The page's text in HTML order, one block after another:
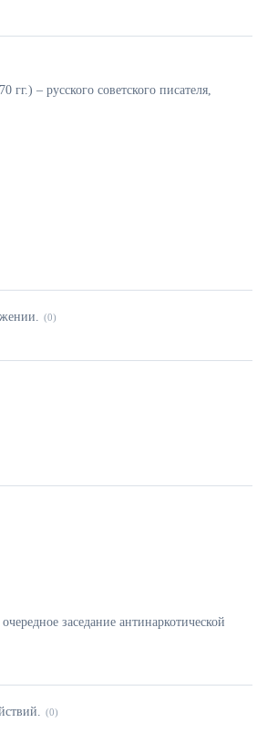
– русского советского писателя,
(0)
заседание антинаркотической
(0)